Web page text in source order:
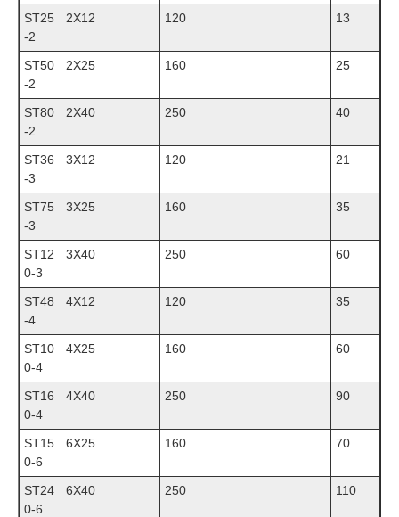
ST25
-2
2X12 120 13
ST50
-2
2X25 160 25
ST80
-2
2X40 250 40
ST36
-3
3X12 120 21
ST75
-3
3X25 160 35
ST12
0-3
3X40 250 60
ST48
-4
4X12 120 35
ST10
0-4
4X25 160 60
ST16
0-4
4X40 250 90
ST15
0-6
6X25 160 70
ST24
0-6
6X40 250 110